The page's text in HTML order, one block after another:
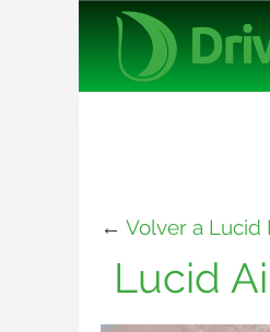
← Volver a Lucid
Lucid